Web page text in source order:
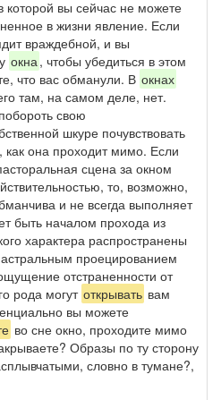
которой вы сейчас не можете
в жизни явление. Если
враждебной, и вы
окна, чтобы убедиться в этом
что вас обманули. В окнах
там, на самом деле, нет.
свою
шкуре почувствовать
как она проходит мимо. Если
сцена за окном
то, возможно,
и не всегда выполняет
быть началом прохода из
характера распространены
проецированием
отстраненности от
рода могут открывать вам
вы можете
во сне окно, проходите мимо
Образы по ту сторону
словно в тумане?,